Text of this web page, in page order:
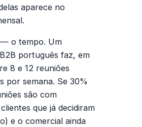
aparece no
o tempo. Um
português faz, em
8 e 12 reuniões
por semana. Se 30%
são com
que já decidiram
e o comercial ainda